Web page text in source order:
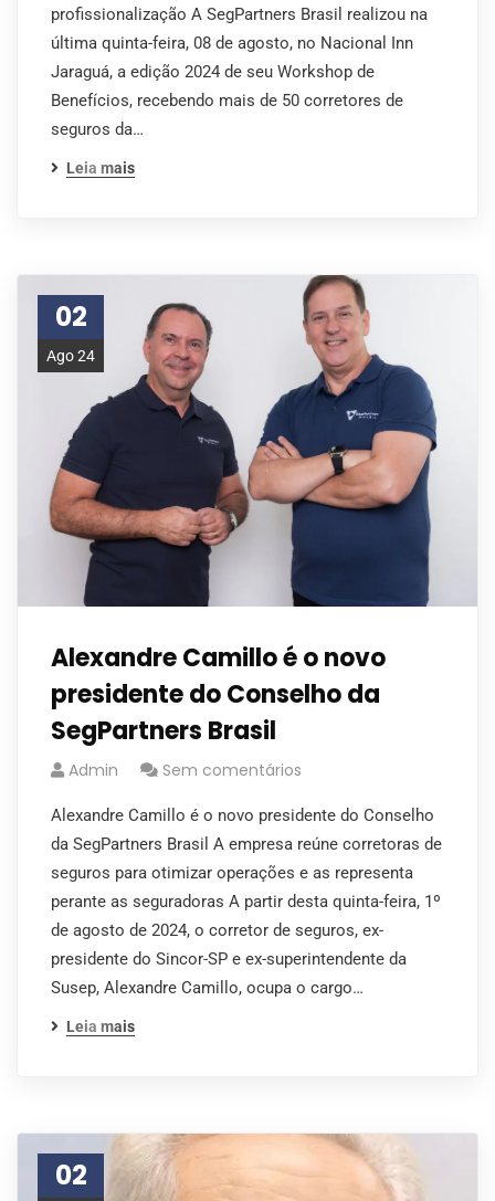
profissionalização A SegPartners Brasil realizou na
última quinta-feira, 08 de agosto, no Nacional Inn
Jaraguá, a edição 2024 de seu Workshop de
Benefícios, recebendo mais de 50 corretores de
seguros da…
Leia mais
02
Ago 24
Alexandre Camillo é o novo
presidente do Conselho da
SegPartners Brasil
Admin Sem comentários
Alexandre Camillo é o novo presidente do Conselho
da SegPartners Brasil A empresa reúne corretoras de
seguros para otimizar operações e as representa
perante as seguradoras A partir desta quinta-feira, 1º
de agosto de 2024, o corretor de seguros, ex-
presidente do Sincor-SP e ex-superintendente da
Susep, Alexandre Camillo, ocupa o cargo…
Leia mais
02